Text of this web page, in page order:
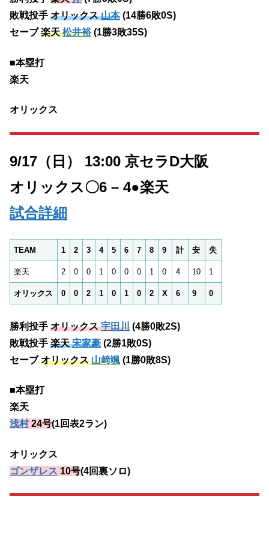
敗戦投手 オリックス山本(14勝6敗0S)
セーブ楽天松井裕(1勝3敗35S)
■本塁打
楽天
オリックス
9/17（日） 13:00 京セラD大阪
オリックス〇6 – 4●楽天
試合詳細
TEAM 1 2 3 4 5 6 7 8 9 計 安 失
楽天 2 0 0 1 0 0 0 1 0 4 10 1
オリックス 0 0 2 1 0 1 0 2 X 6 9 0
勝利投手 オリックス宇田川 (4勝0敗2S)
敗戦投手 楽天宋家豪 (2勝1敗0S)
セーブオリックス山﨑颯 (1勝0敗8S)
■本塁打
楽天
浅村24号(1回表2ラン)
オリックス
ゴンザレス 10号(4回裏ソロ)